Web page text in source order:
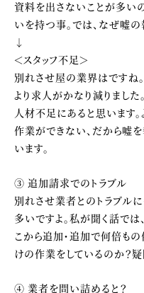
資料を出さないことが多い
いを持つ事。では、なぜ嘘の
↓
＜スタッフ不足＞
別れさせ屋の業界はですね
より求人がかなり減りまし
人材不足にあると思います
作業ができない、だから嘘
います。
③ 追加請求でのトラブル
別れさせ業者とのトラブル
多いですよ。私が聞く話で
こから追加・追加で何倍も
けの作業をしているのか？
④ 業者を問い詰めると？